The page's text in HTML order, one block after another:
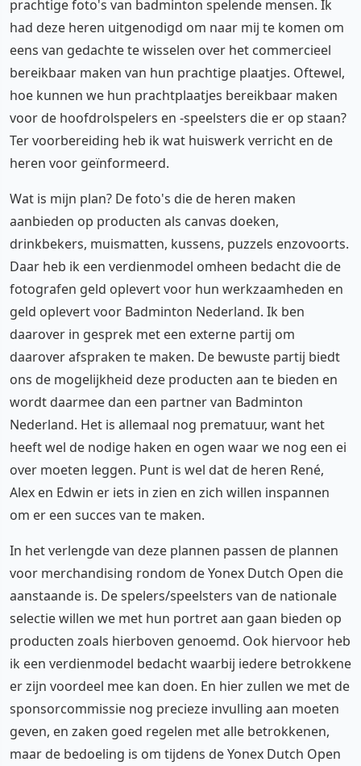
prachtige foto's van badminton spelende mensen. Ik
had deze heren uitgenodigd om naar mij te komen om
eens van gedachte te wisselen over het commercieel
bereikbaar maken van hun prachtige plaatjes. Oftewel,
hoe kunnen we hun prachtplaatjes bereikbaar maken
voor de hoofdrolspelers en -speelsters die er op staan?
Ter voorbereiding heb ik wat huiswerk verricht en de
heren voor geïnformeerd.
Wat is mijn plan? De foto's die de heren maken
aanbieden op producten als canvas doeken,
drinkbekers, muismatten, kussens, puzzels enzovoorts.
Daar heb ik een verdienmodel omheen bedacht die de
fotografen geld oplevert voor hun werkzaamheden en
geld oplevert voor Badminton Nederland. Ik ben
daarover in gesprek met een externe partij om
daarover afspraken te maken. De bewuste partij biedt
ons de mogelijkheid deze producten aan te bieden en
wordt daarmee dan een partner van Badminton
Nederland. Het is allemaal nog prematuur, want het
heeft wel de nodige haken en ogen waar we nog een ei
over moeten leggen. Punt is wel dat de heren René,
Alex en Edwin er iets in zien en zich willen inspannen
om er een succes van te maken.
In het verlengde van deze plannen passen de plannen
voor merchandising rondom de Yonex Dutch Open die
aanstaande is. De spelers/speelsters van de nationale
selectie willen we met hun portret aan gaan bieden op
producten zoals hierboven genoemd. Ook hiervoor heb
ik een verdienmodel bedacht waarbij iedere betrokkene
er zijn voordeel mee kan doen. En hier zullen we met de
sponsorcommissie nog precieze invulling aan moeten
geven, en zaken goed regelen met alle betrokkenen,
maar de bedoeling is om tijdens de Yonex Dutch Open